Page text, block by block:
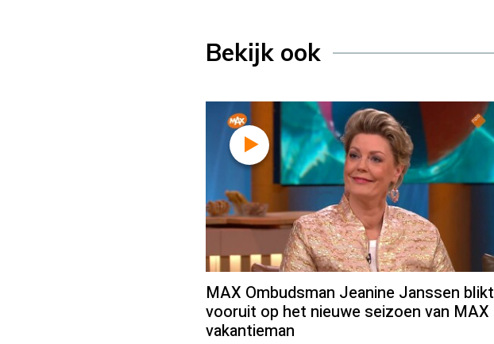
Bekijk ook
MAX Ombudsman Jeanine Janssen blikt
vooruit op het nieuwe seizoen van MAX
vakantieman